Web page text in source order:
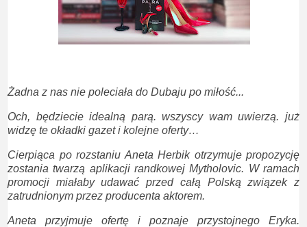
Żadna z nas nie poleciała do Dubaju po miłość...
Och, będziecie idealną parą. wszyscy wam uwierzą. już
widzę te okładki gazet i kolejne oferty…
Cierpiąca po rozstaniu Aneta Herbik otrzymuje propozycję
zostania twarzą aplikacji randkowej Mytholovic. W ramach
promocji miałaby udawać przed całą Polską związek z
zatrudnionym przez producenta aktorem.
Aneta przyjmuje ofertę i poznaje przystojnego Eryka.